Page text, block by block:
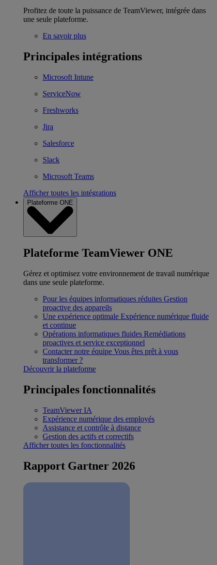
Profitez de toute la puissance de TeamViewer, intégrée dans
une seule plateforme.
En savoir plus
Principales intégrations
Microsoft Intune
ServiceNow
Freshworks
Jira
Salesforce
Slack
Microsoft Teams
Afficher toutes les intégrations
Plateforme ONE
Plateforme TeamViewer ONE
Gérez et optimisez votre environnement de travail numérique
dans une seule plateforme.
Pour les équipes informatiques réduites Gestion
proactive des appareils
Une expérience optimale Expérience numérique fluide
et continue
Opérations informatiques fluides Remédiations
proactives et service exceptionnel
Contacter notre équipe Vous êtes prêt à vous
transformer ?
Découvrir la plateforme
Principales fonctionnalités
TeamViewer IA
Expérience numérique des employés
Assistance et contrôle à distance
Gestion des actifs et correctifs
Afficher toutes les fonctionnalités
Rapport Gartner 2026